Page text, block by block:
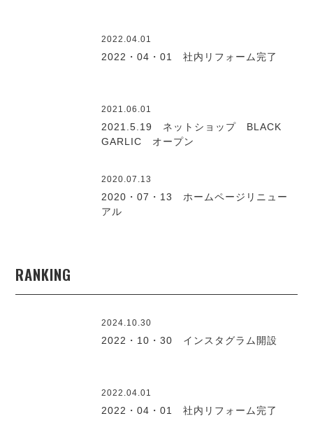
2022.04.01
2022・04・01 社内リフォーム完了
2021.06.01
2021.5.19 ネットショップ BLACK
GARLIC オープン
2020.07.13
2020・07・13 ホームページリニュー
アル
RANKING
2024.10.30
2022・10・30 インスタグラム開設
2022.04.01
2022・04・01 社内リフォーム完了